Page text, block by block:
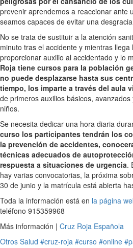
prevenir aprendemos a reaccionar ante
seamos capaces de evitar una
No se trata de sustituir a la atención
minuto tras el accidente y mientras
proporcionar auxilio al accidentado y lo
Roja tiene cursos para la población
no puede desplazarse hasta sus
tiempo, los imparte a través del aula
de primeros auxilios básicos,
niños.
Se necesita dedicar una hora diaria
curso los participantes tendrán los
la prevención de accidentes,
técnicas adecuados de
respuesta a situaciones de urgencia.
hay varias convocatorias, la próxima
30 de junio y la matrícula está abierta
Toda la información está en la página
teléfono 915359968
Más información | Cruz Roja Española
Otros Salud #cruz-roja #curso #online